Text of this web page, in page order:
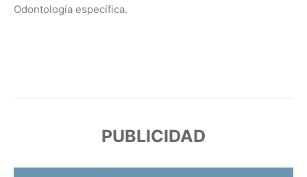
Odontología específica.
PUBLICIDAD